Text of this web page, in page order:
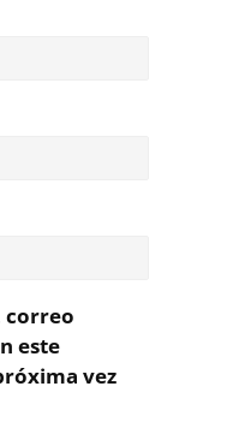
correo
este
vez